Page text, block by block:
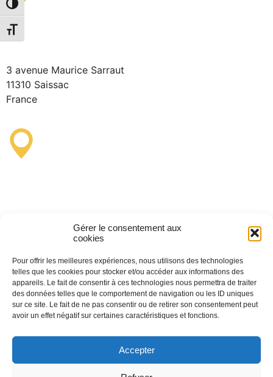
Gérer le consentement aux
cookies
Pour offrir les meilleures expériences, nous utilisons des technologies
telles que les cookies pour stocker et/ou accéder aux informations des
appareils. Le fait de consentir à ces technologies nous permettra de traiter
des données telles que le comportement de navigation ou les ID uniques
sur ce site. Le fait de ne pas consentir ou de retirer son consentement peut
avoir un effet négatif sur certaines caractéristiques et fonctions.
Accepter
Toggle High Contrast
Toggle Font size
Saissac Tourist Information
Office
3 avenue Maurice Sarraut
11310 Saissac
France
11600 Lastours
(+33) 4 68 76 64 90